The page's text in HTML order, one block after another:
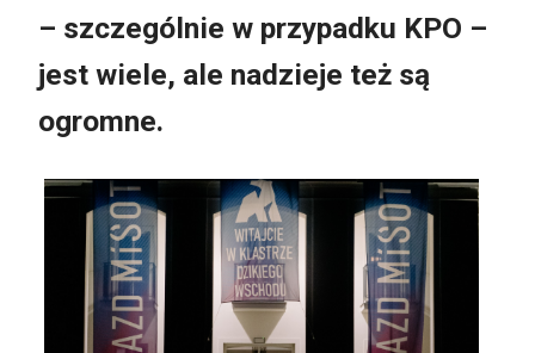
– szczególnie w przypadku KPO –
jest wiele, ale nadzieje też są
ogromne.